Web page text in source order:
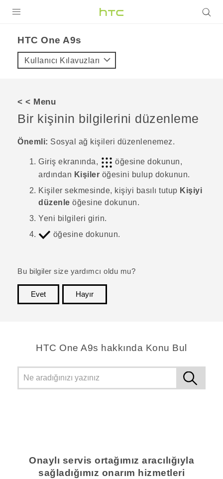
VIVE
VIVERSE
DESTEK
HTC One A9s‎
Kullanıcı Kılavuzları
< < Menu
Bir kişinin bilgilerini düzenleme
Önemli: Sosyal ağ kişileri düzenlenemez.
Giriş ekranında,
öğesine dokunun,
ardından Kişiler öğesini bulup dokunun.
Kişiler sekmesinde, kişiyi basılı tutup Kişiyi
düzenle öğesine dokunun.
Yeni bilgileri girin.
öğesine dokunun.
Bu bilgiler size yardımcı oldu mu?
Evet
Hayır
HTC One A9s hakkında Konu Bul
Onaylı servis ortağımız aracılığıyla
sağladığımız onarım hizmetleri